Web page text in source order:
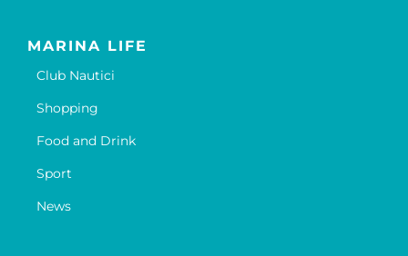
MARINA LIFE
Club Nautici
Shopping
Food and Drink
Sport
News